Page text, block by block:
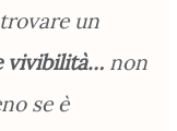
un
vivibilità… non
se è